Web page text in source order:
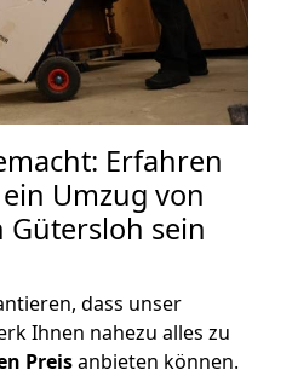
Erfahren
Umzug von
sein
dass unser
Ihnen nahezu alles zu
Preisanbieten können.